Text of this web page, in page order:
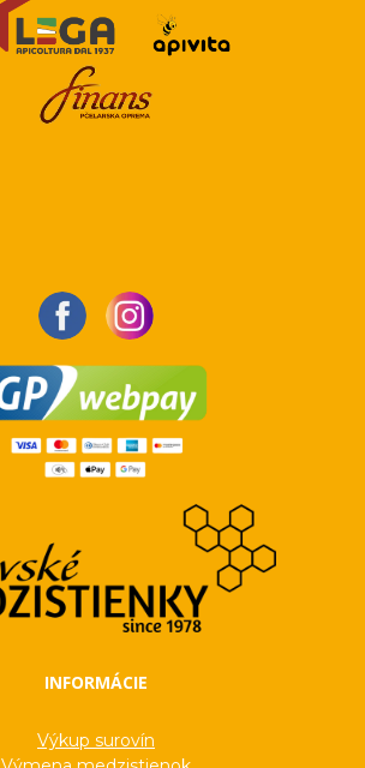
INFORMÁCIE
Výkup surovín